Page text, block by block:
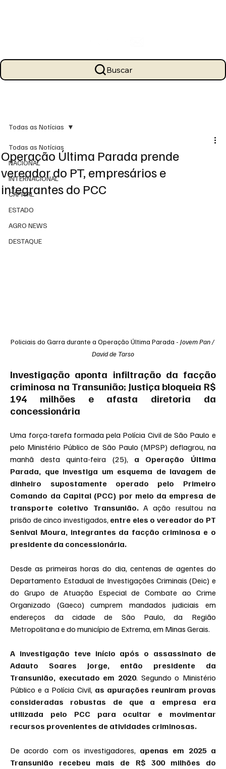
Buscar
Todas as Notícias
NACIONAL
INTERNACIONAL
CAPITAL
ESTADO
AGRO NEWS
DESTAQUE
Todas as Notícias
Operação Última Parada prende
vereador do PT, empresários e
integrantes do PCC
Policiais do Garra durante a Operação Última Parada - Jovem Pan /
David de Tarso
Investigação aponta infiltração da facção
criminosa na Transunião; Justiça bloqueia R$
194 milhões e afasta diretoria da
concessionária
Uma força-tarefa formada pela Polícia Civil de São Paulo e
pelo Ministério Público de São Paulo (MPSP) deflagrou, na
manhã desta quinta-feira (25), a Operação Última
Parada, que investiga um esquema de lavagem de
dinheiro supostamente operado pelo Primeiro
Comando da Capital (PCC) por meio da empresa de
transporte coletivo Transunião. A ação resultou na
prisão de cinco investigados, entre eles o vereador do PT
Senival Moura, integrantes da facção criminosa e o
presidente da concessionária.
Desde as primeiras horas do dia, centenas de agentes do
Departamento Estadual de Investigações Criminais (Deic) e
do Grupo de Atuação Especial de Combate ao Crime
Organizado (Gaeco) cumprem mandados judiciais em
endereços da cidade de São Paulo, da Região
Metropolitana e do município de Extrema, em Minas Gerais.
A investigação teve início após o assassinato de
Adauto Soares Jorge, então presidente da
Transunião, executado em 2020. Segundo o Ministério
Público e a Polícia Civil, as apurações reuniram provas
consideradas robustas de que a empresa era
utilizada pelo PCC para ocultar e movimentar
recursos provenientes de atividades criminosas.
De acordo com os investigadores, apenas em 2025 a
Transunião recebeu mais de R$ 300 milhões do